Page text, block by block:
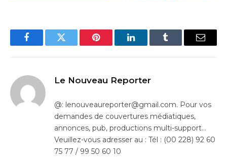
FacebookTwitter Pinterest LinkedInTumblr Email
Le Nouveau Reporter
@: lenouveaureporter@gmail.com. Pour vos
demandes de couvertures médiatiques,
annonces, pub, productions multi-support…
Veuillez-vous adresser au : Tél : (00 228) 92 60
75 77 / 99 50 60 10